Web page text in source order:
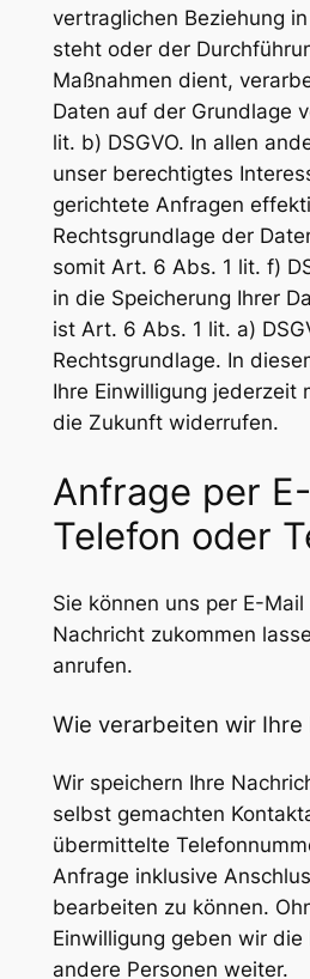
vertraglichen Beziehung
steht oder der
Maßnahmen dient,
Daten auf der Grundlage
lit. b) DSGVO. In allen
unser berechtigtes
gerichtete Anfragen
Rechtsgrundlage der
somit Art. 6 Abs. 1 lit. f)
in die Speicherung Ihrer
ist Art. 6 Abs. 1 lit. a)
Rechtsgrundlage. In
Ihre Einwilligung jederzeit
die Zukunft widerrufen.
Anfrage per
Telefon oder
Sie können uns per E-
Nachricht zukommen
anrufen.
Wie verarbeiten wir Ihre
Wir speichern Ihre
selbst gemachten
übermittelte
Anfrage inklusive
bearbeiten zu können.
Einwilligung geben wir die
andere Personen weiter.